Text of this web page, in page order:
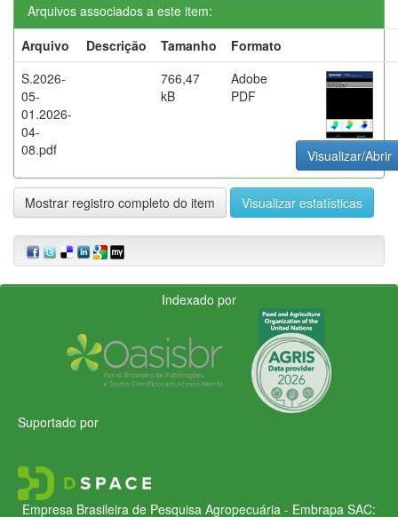
Arquivos associados a este item:
Arquivo
Descrição Tamanho
Formato
S.2026-
05-
01.2026-
04-
08.pdf
766,47
kB
Adobe
PDF
Visualizar/Abrir
Mostrar registro completo do item Visualizar estatísticas
Indexado por
Suportado por
Empresa Brasileira de Pesquisa Agropecuária - Embrapa SAC: